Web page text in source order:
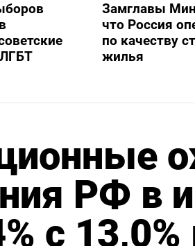
Замглавы
что Россия
по качеству
жилья
РФ в
с